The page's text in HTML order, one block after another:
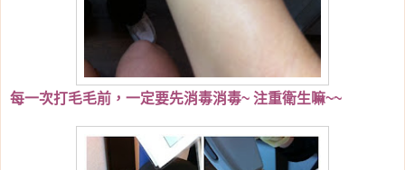
每一次打毛毛前，一定要先消毒消毒~ 注重衛生嘛~~